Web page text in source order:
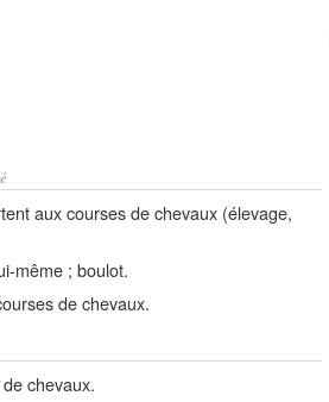
aux courses de chevaux (élevage,
même ; boulot.
de chevaux.
chevaux.